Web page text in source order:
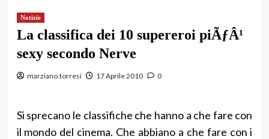
Notizie
La classifica dei 10 supereroi piÃƒÂ¹
sexy secondo Nerve
marziano.torresi 17 Aprile 2010 0
Si sprecano le classifiche che hanno a che fare con
il mondo del cinema. Che abbiano a che fare con i